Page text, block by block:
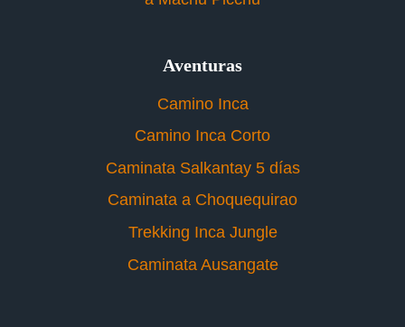
Aventuras
Camino Inca
Camino Inca Corto
Caminata Salkantay 5 días
Caminata a Choquequirao
Trekking Inca Jungle
Caminata Ausangate